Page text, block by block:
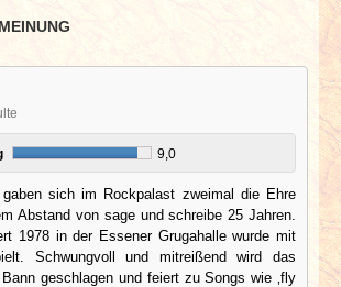
9,0
gaben sich im Rockpalast zweimal die Ehre
Abstand von sage und schreibe 25 Jahren.
1978 in der Essener Grugahalle wurde mit
Schwungvoll und mitreißend wird das
geschlagen und feiert zu Songs wie ‚fly